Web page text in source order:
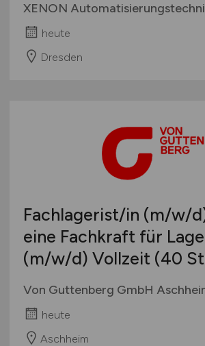
XENON
heute
Dresden
Fachlagerist/in (m/w/
eine Fachkraft für
(m/w/d) Vollzeit (40
Von Guttenberg GmbH
heute
Aschheim